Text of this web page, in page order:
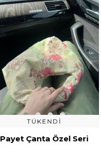
TÜKENDI
Payet Çanta Özel Seri